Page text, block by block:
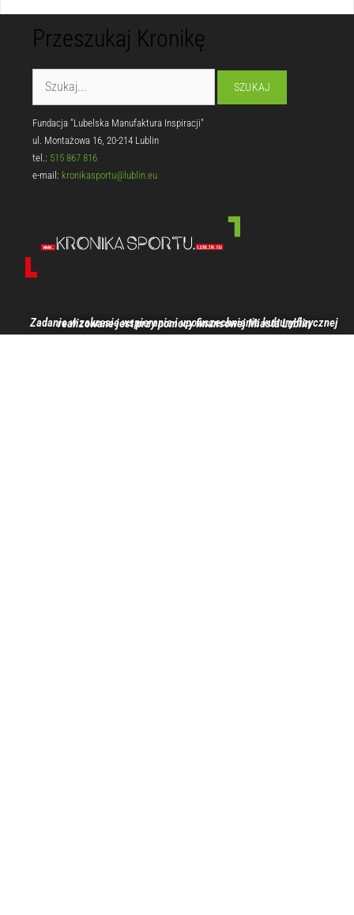
Przeszukaj Kronikę
Fundacja "Lubelska Manufaktura Inspiracji"
ul. Montażowa 16, 20-214 Lublin
tel.: 515 867 816
e-mail: kronikasportu@lublin.eu
Zadanie w zakresie wspierania i upowszechniania kultury fizycznej realizowane jest przy pomocy finansowej Miasta Lublin